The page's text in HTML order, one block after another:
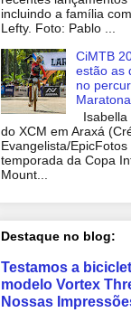
incluindo a família
Lefty. Foto: Pablo ...
CiMTB
estão as
no
Maratona
Isabella
do XCM em Araxá
Evangelista/
temporada da Copa
Mount...
Destaque no blog:
Testamos a
modelo Vortex
Nossas